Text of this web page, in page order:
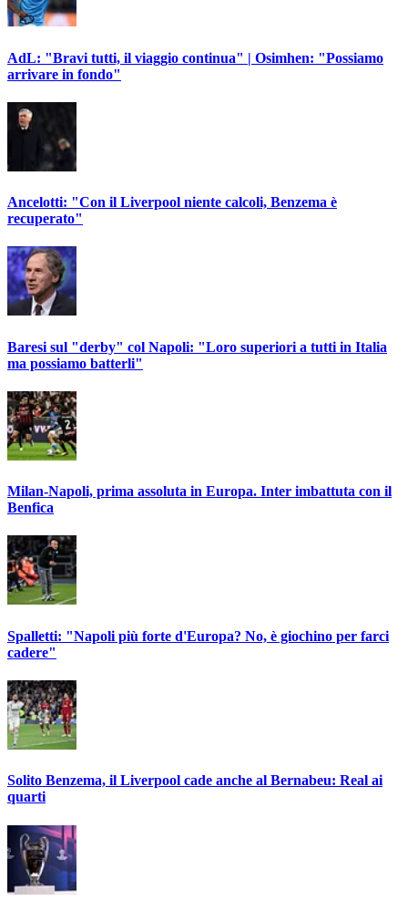
AdL: "Bravi tutti, il viaggio continua" | Osimhen: "Possiamo
arrivare in fondo"
Ancelotti: "Con il Liverpool niente calcoli, Benzema è
recuperato"
Baresi sul "derby" col Napoli: "Loro superiori a tutti in Italia
ma possiamo batterli"
Milan-Napoli, prima assoluta in Europa. Inter imbattuta con il
Benfica
Spalletti: "Napoli più forte d'Europa? No, è giochino per farci
cadere"
Solito Benzema, il Liverpool cade anche al Bernabeu: Real ai
quarti